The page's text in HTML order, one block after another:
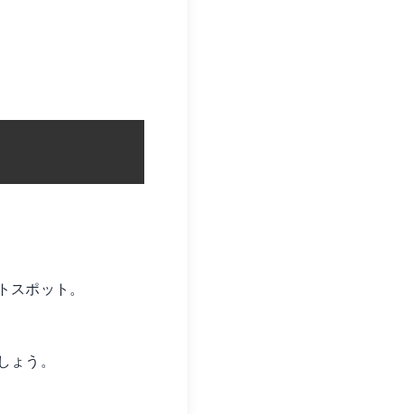
ポット。
う。